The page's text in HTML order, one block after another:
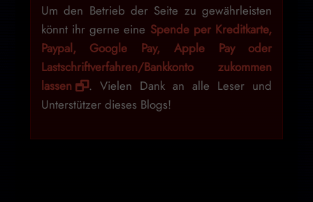
Um den Betrieb der Seite zu gewährleisten
könnt ihr gerne eine Spende per Kreditkarte,
Paypal, Google Pay, Apple Pay oder
Lastschriftverfahren/Bankkonto zukommen
lassen
. Vielen Dank an alle Leser und
Unterstützer dieses Blogs!